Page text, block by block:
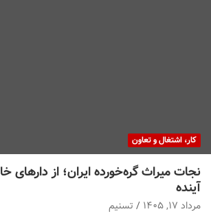
کار، اشتغال و تعاون
نجات میراث گره‌خورده ایران؛ از دارهای
آینده
مرداد ۱۷, ۱۴۰۵ تسنیم